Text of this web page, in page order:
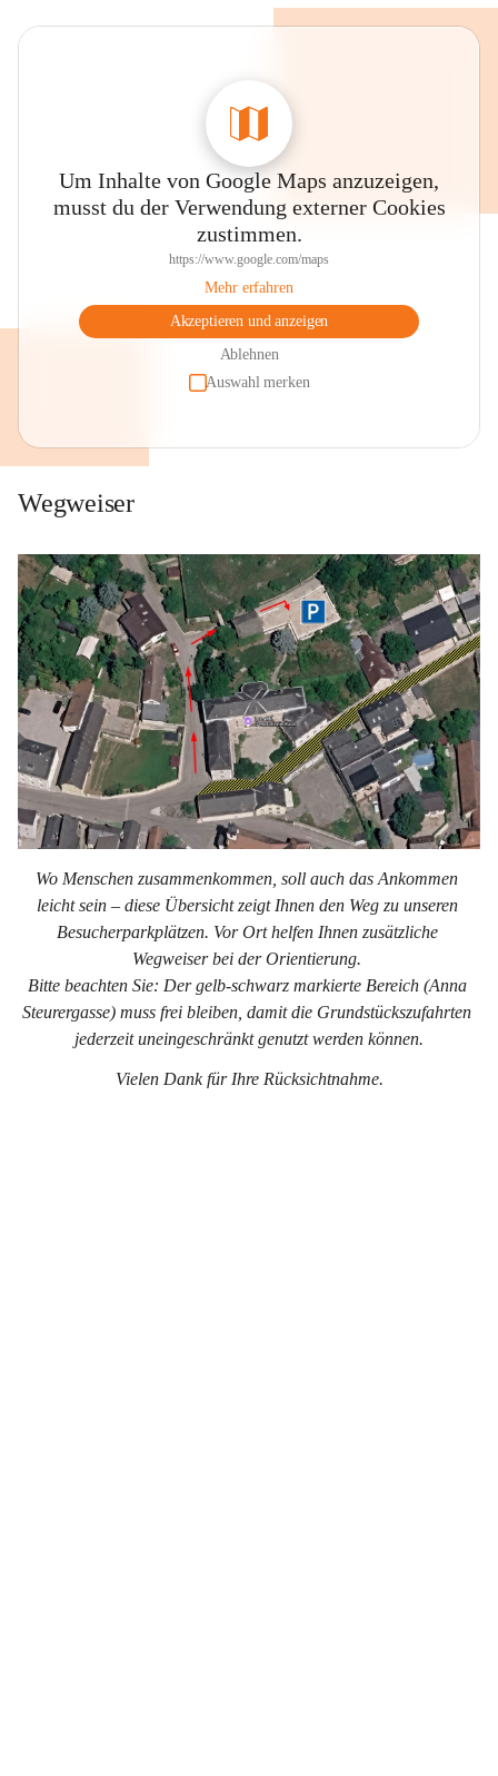
Um Inhalte von Google Maps anzuzeigen,
musst du der Verwendung externer Cookies
zustimmen.
https://www.google.com/maps
Mehr erfahren
Akzeptieren und anzeigen
Ablehnen
Auswahl merken
Wegweiser
Wo Menschen zusammenkommen, soll auch das Ankommen
leicht sein – diese Übersicht zeigt Ihnen den Weg zu unseren
Besucherparkplätzen. Vor Ort helfen Ihnen zusätzliche
Wegweiser bei der Orientierung.
Bitte beachten Sie: Der gelb-schwarz markierte Bereich (Anna
Steurergasse) muss frei bleiben, damit die Grundstückszufahrten
jederzeit uneingeschränkt genutzt werden können.
Vielen Dank für Ihre Rücksichtnahme.